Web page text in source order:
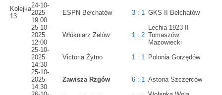
Kolejka
13
24-10-
2025
19:00
ESPN Bełchatów 3 : 1 GKS II Bełchatów
25-10-
2025
12:00
Włókniarz Zelów 1 : 2
Lechia 1923 II
Tomaszów
Mazowiecki
25-10-
2025
14:30
Victoria Żytno 1 : 1 Polonia Gorzędów
25-10-
2025
14:30
Zawisza Rzgów 6 : 1 Astoria Szczerców